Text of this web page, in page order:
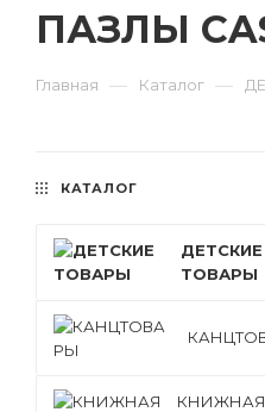
ПАЗЛЫ
Главная — Каталог —
КАТАЛОГ
ДЕТСКИЕ
ТОВАРЫ
КНИЖНАЯ